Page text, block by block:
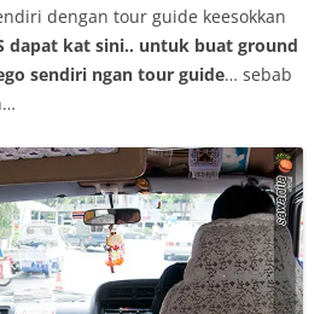
dengan tour guide keesokkan
dapat kat sini.. untuk buat ground
sendiri ngan tour guide… sebab